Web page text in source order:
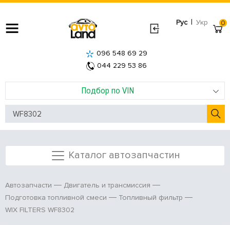
Рус | Укр
Подбор по VIN
096 548 69 29
044 229 53 86
0
Каталог автозапчастин
Автозапчасти
Двигатель и трансмиссия
Подготовка топливной смеси
Топливный фильтр
WIX FILTERS WF8302